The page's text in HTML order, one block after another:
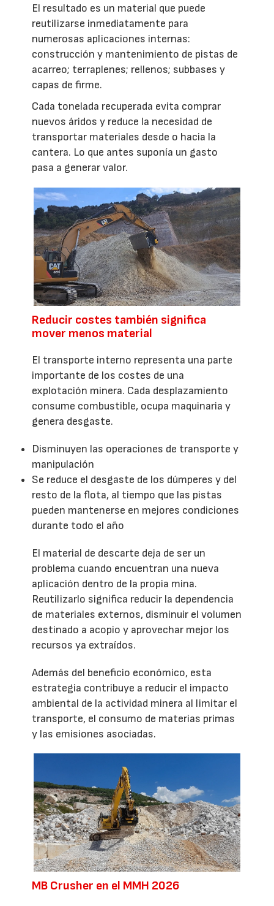
El resultado es un material que puede
reutilizarse inmediatamente para
numerosas aplicaciones internas:
construcción y mantenimiento de pistas de
acarreo; terraplenes; rellenos; subbases y
capas de firme.
Cada tonelada recuperada evita comprar
nuevos áridos y reduce la necesidad de
transportar materiales desde o hacia la
cantera. Lo que antes suponía un gasto
pasa a generar valor.
Reducir costes también significa
mover menos material
El transporte interno representa una parte
importante de los costes de una
explotación minera. Cada desplazamiento
consume combustible, ocupa maquinaria y
genera desgaste.
Disminuyen las operaciones de transporte y
manipulación
Se reduce el desgaste de los dúmperes y del
resto de la flota, al tiempo que las pistas
pueden mantenerse en mejores condiciones
durante todo el año
El material de descarte deja de ser un
problema cuando encuentran una nueva
aplicación dentro de la propia mina.
Reutilizarlo significa reducir la dependencia
de materiales externos, disminuir el volumen
destinado a acopio y aprovechar mejor los
recursos ya extraídos.
Además del beneficio económico, esta
estrategia contribuye a reducir el impacto
ambiental de la actividad minera al limitar el
transporte, el consumo de materias primas
y las emisiones asociadas.
MB Crusher en el MMH 2026